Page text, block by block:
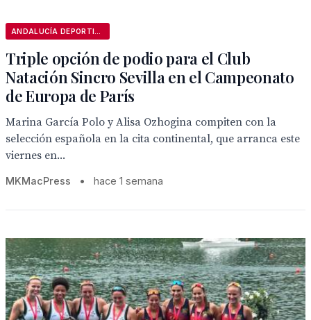
Triple opción de podio para el Club
Natación Sincro Sevilla en el Campeonato
de Europa de París
Marina García Polo y Alisa Ozhogina compiten con la
selección española en la cita continental, que arranca este
viernes en...
MKMacPress • hace 1 semana